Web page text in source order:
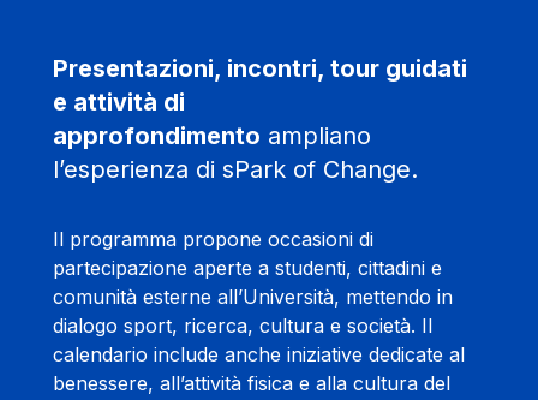
Presentazioni, incontri, tour guidati
e attività di
approfondimento ampliano
l’esperienza di sPark of Change.
Il programma propone occasioni di
partecipazione aperte a studenti, cittadini e
comunità esterne all’Università, mettendo in
dialogo sport, ricerca, cultura e società. Il
calendario include anche iniziative dedicate al
benessere, all’attività fisica e alla cultura del